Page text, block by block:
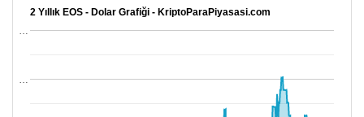
2 Yıllık EOS - Dolar Grafiği - KriptoParaPiyasasi.com